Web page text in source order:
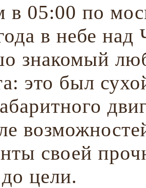
в 05:00 по
в небе над
знакомый
это был
своей
цели.